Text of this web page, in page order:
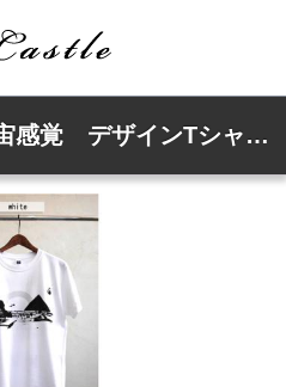
UCHUKANKAKU / 宇宙感覚 デザインTシャツ "HISTORY IS FULL OF MYSTERY" ホワイト